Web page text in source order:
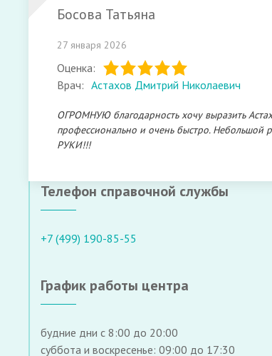
Босова Татьяна
27 января 2026
Оценка:
Врач: Астахов Дмитрий Николаевич
ОГРОМНУЮ благодарность хочу выразить
профессионально и очень быстро. Небольшой
РУКИ!!!
Телефон справочной службы
+7 (499) 190-85-55
График работы центра
будние дни с 8:00 до 20:00
суббота и воскресенье: 09:00 до 17:30